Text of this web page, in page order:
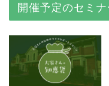
開催予定のセミ